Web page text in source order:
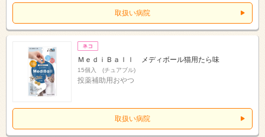
取扱い病院
ＭｅｄｉＢａｌｌ メディボール猫用たら味
15個入 (チュアブル)
投薬補助用おやつ
取扱い病院